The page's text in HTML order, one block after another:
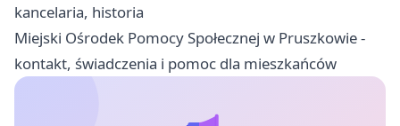
kancelaria, historia
Miejski Ośrodek Pomocy Społecznej w Pruszkowie -
kontakt, świadczenia i pomoc dla mieszkańców